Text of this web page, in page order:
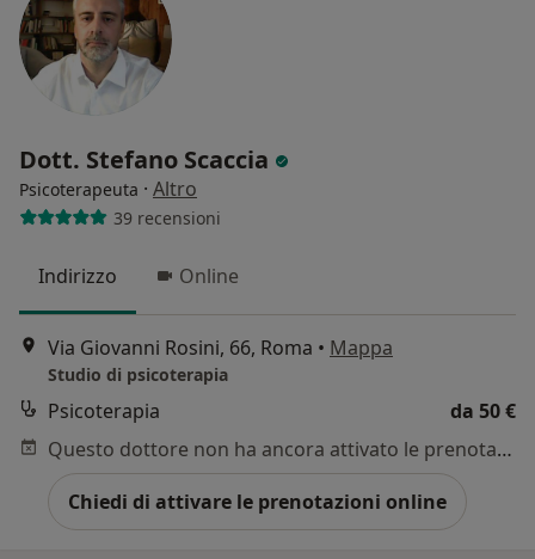
Dott. Stefano Scaccia
Psicoterapeuta · Altro
39 recensioni
Indirizzo Online
Via Giovanni Rosini, 66, Roma • Mappa
Studio di psicoterapia
Psicoterapia
da 50 €
Questo dottore non ha ancora attivato le prenotazioni online presso questo indirizzo.
Chiedi di attivare le prenotazioni online